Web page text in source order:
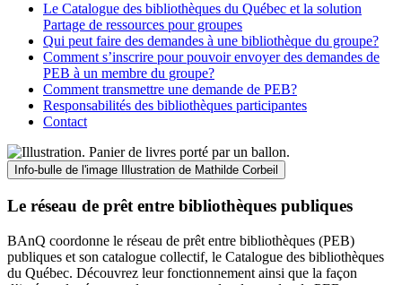
Le Catalogue des bibliothèques du Québec et la solution
Partage de ressources pour groupes
Qui peut faire des demandes à une bibliothèque du groupe?
Comment s’inscrire pour pouvoir envoyer des demandes de
PEB à un membre du groupe?
Comment transmettre une demande de PEB?
Responsabilités des bibliothèques participantes
Contact
Info-bulle de l'image Illustration de Mathilde Corbeil
Le réseau de prêt entre bibliothèques publiques
BAnQ coordonne le réseau de prêt entre bibliothèques (PEB)
publiques et son catalogue collectif, le Catalogue des bibliothèques
du Québec. Découvrez leur fonctionnement ainsi que la façon